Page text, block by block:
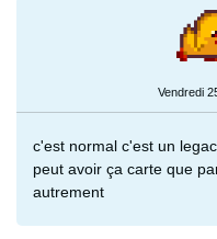
Vendredi
c'est normal c'est un
peut avoir ça carte que
autrement